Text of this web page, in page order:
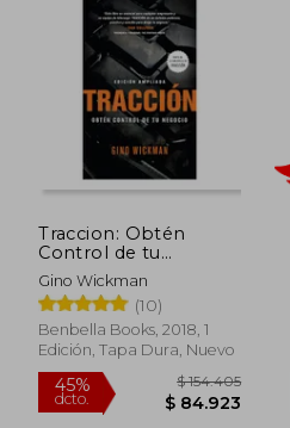
20%
dcto. $ 40.800
Traccion: Obtén
Control de tu
Negocio
Gino Wickman
(10)
Benbella Books, 2018, 1
Edición, Tapa Dura, Nuevo